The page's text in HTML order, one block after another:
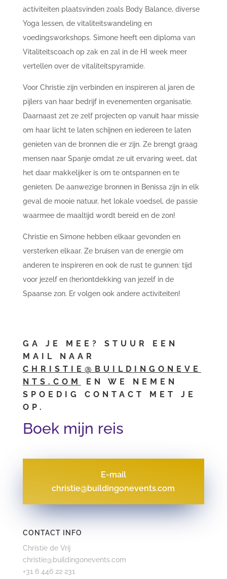
activiteiten plaatsvinden zoals Body Balance, diverse
Yoga lessen, de vitaliteitswandeling en
voedingsworkshops. Simone heeft een diploma van
Vitaliteitscoach op zak en zal in de HI week meer
vertellen over de vitaliteitspyramide.
Voor Christie zijn verbinden en inspireren al jaren de
pijlers van haar bedrijf in evenementen organisatie.
Daarnaast zet ze zelf projecten op vanuit haar missie
om haar licht te laten schijnen en iedereen te laten
genieten van de bronnen die er zijn. Ze brengt graag
mensen naar Spanje omdat ze uit ervaring weet, dat
het daar makkelijker is om te ontspannen en te
genieten. De aanwezige bronnen in Benissa zijn in elk
geval de mooie natuur, het lokale voedsel, de passie
waarmee de maaltijd wordt bereid en de zon!
Christie en Simone hebben elkaar gevonden en
versterken elkaar. Ze bruisen van de energie om
anderen te inspireren en ook de rust te gunnen: tijd
voor jezelf en (her)ontdekking van jezelf in de
Spaanse zon. Er volgen ook andere activiteiten!
GA JE MEE? STUUR EEN
MAIL NAAR
CHRISTIE@BUILDINGONEVE
NTS.COM
EN WE NEMEN
SPOEDIG CONTACT MET JE
OP.
Boek mijn reis
E-mail
christie@buildingonevents.com
CONTACT INFO
Christie de Vrij
christie@buildingonevents.com
+31 6 446 22 231